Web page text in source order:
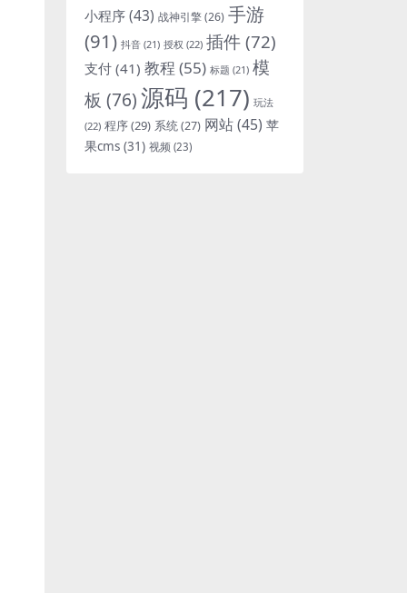
小程序(43) 战神引擎(26) 手游
(91) 抖音 (21) 授权 (22) 插件 (72)
支付 (41) 教程 (55) 标题 (21) 模
板 (76)源码 (217) 玩法
(22) 程序(29) 系统(27) 网站(45) 苹
果cms (31) 视频 (23)